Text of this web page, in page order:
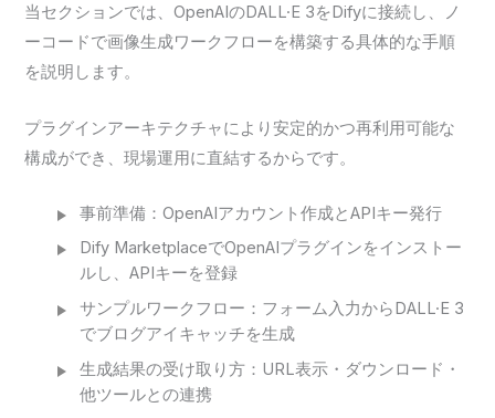
当セクションでは、OpenAIのDALL·E 3をDifyに接続し、ノ
ーコードで画像生成ワークフローを構築する具体的な手順
を説明します。
プラグインアーキテクチャにより安定的かつ再利用可能な
構成ができ、現場運用に直結するからです。
事前準備：OpenAIアカウント作成とAPIキー発行
Dify MarketplaceでOpenAIプラグインをインストー
ルし、APIキーを登録
サンプルワークフロー：フォーム入力からDALL·E 3
でブログアイキャッチを生成
生成結果の受け取り方：URL表示・ダウンロード・
他ツールとの連携